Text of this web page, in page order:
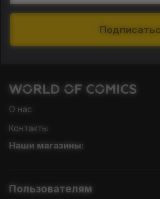
О нас
Контакты
Наши магазины:
Пользователям